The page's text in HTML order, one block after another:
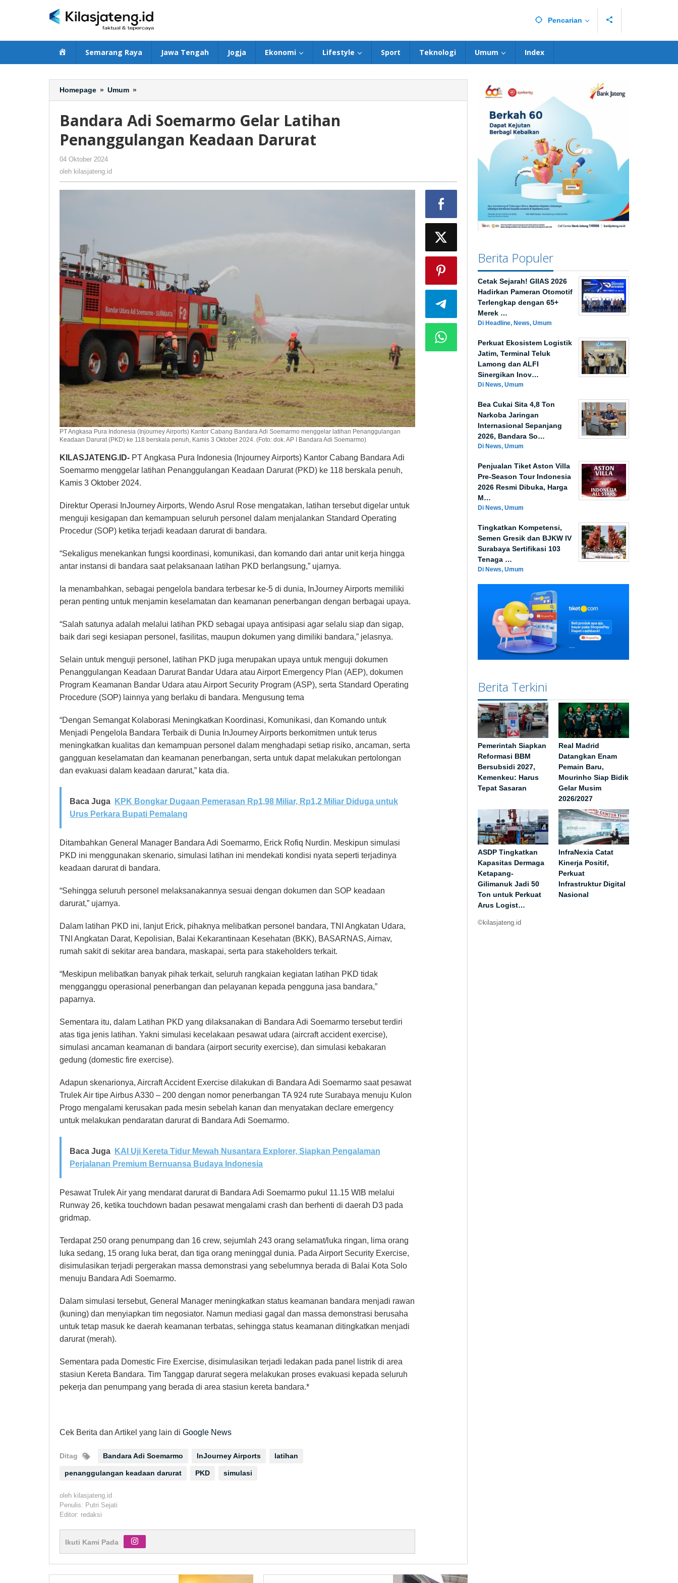
Pencarian
BerandaSemarang Raya Jawa Tengah Jogja Ekonomi Lifestyle Sport Teknologi Umum Index
Homepage » Umum »
Adi
Gelar
Penanggulangan
Bandara Adi Soemarmo Gelar Latihan
Penanggulangan Keadaan Darurat
04 Oktober 2024
oleh kilasjateng.id
PT Angkasa Pura Indonesia (Injourney Airports) Kantor Cabang Bandara Adi Soemarmo menggelar latihan Penanggulangan
Keadaan Darurat (PKD) ke 118 berskala penuh, Kamis 3 Oktober 2024. (Foto: dok. AP I Bandara Adi Soemarmo)
KILASJATENG.ID- PT Angkasa Pura Indonesia (Injourney Airports) Kantor Cabang Bandara Adi
Soemarmo menggelar latihan Penanggulangan Keadaan Darurat (PKD) ke 118 berskala penuh,
Kamis 3 Oktober 2024.
Direktur Operasi InJourney Airports, Wendo Asrul Rose mengatakan, latihan tersebut digelar untuk
menguji kesigapan dan kemampuan seluruh personel dalam menjalankan Standard Operating
Procedur (SOP) ketika terjadi keadaan darurat di bandara.
“Sekaligus menekankan fungsi koordinasi, komunikasi, dan komando dari antar unit kerja hingga
antar instansi di bandara saat pelaksanaan latihan PKD berlangsung,” ujarnya.
Ia menambahkan, sebagai pengelola bandara terbesar ke-5 di dunia, InJourney Airports memiliki
peran penting untuk menjamin keselamatan dan keamanan penerbangan dengan berbagai upaya.
“Salah satunya adalah melalui latihan PKD sebagai upaya antisipasi agar selalu siap dan sigap,
baik dari segi kesiapan personel, fasilitas, maupun dokumen yang dimiliki bandara,” jelasnya.
Selain untuk menguji personel, latihan PKD juga merupakan upaya untuk menguji dokumen
Penanggulangan Keadaan Darurat Bandar Udara atau Airport Emergency Plan (AEP), dokumen
Program Keamanan Bandar Udara atau Airport Security Program (ASP), serta Standard Operating
Procedure (SOP) lainnya yang berlaku di bandara. Mengusung tema
“Dengan Semangat Kolaborasi Meningkatkan Koordinasi, Komunikasi, dan Komando untuk
Menjadi Pengelola Bandara Terbaik di Dunia InJourney Airports berkomitmen untuk terus
meningkatkan kualitas dan kemampuan personel dalam menghadapi setiap risiko, ancaman, serta
gangguan keselamatan dan keamanan penerbangan, serta untuk dapat melakukan pertolongan
dan evakuasi dalam keadaan darurat,” kata dia.
Baca Juga
KPK Bongkar Dugaan Pemerasan Rp1,98 Miliar, Rp1,2 Miliar Diduga untuk
Urus Perkara Bupati Pemalang
Ditambahkan General Manager Bandara Adi Soemarmo, Erick Rofiq Nurdin. Meskipun simulasi
PKD ini menggunakan skenario, simulasi latihan ini mendekati kondisi nyata seperti terjadinya
keadaan darurat di bandara.
“Sehingga seluruh personel melaksanakannya sesuai dengan dokumen dan SOP keadaan
darurat,” ujarnya.
Dalam latihan PKD ini, lanjut Erick, pihaknya melibatkan personel bandara, TNI Angkatan Udara,
TNI Angkatan Darat, Kepolisian, Balai Kekarantinaan Kesehatan (BKK), BASARNAS, Airnav,
rumah sakit di sekitar area bandara, maskapai, serta para stakeholders terkait.
“Meskipun melibatkan banyak pihak terkait, seluruh rangkaian kegiatan latihan PKD tidak
mengganggu operasional penerbangan dan pelayanan kepada pengguna jasa bandara,”
paparnya.
Sementara itu, dalam Latihan PKD yang dilaksanakan di Bandara Adi Soemarmo tersebut terdiri
atas tiga jenis latihan. Yakni simulasi kecelakaan pesawat udara (aircraft accident exercise),
simulasi ancaman keamanan di bandara (airport security exercise), dan simulasi kebakaran
gedung (domestic fire exercise).
Adapun skenarionya, Aircraft Accident Exercise dilakukan di Bandara Adi Soemarmo saat pesawat
Trulek Air tipe Airbus A330 – 200 dengan nomor penerbangan TA 924 rute Surabaya menuju Kulon
Progo mengalami kerusakan pada mesin sebelah kanan dan menyatakan declare emergency
untuk melakukan pendaratan darurat di Bandara Adi Soemarmo.
Baca Juga
KAI Uji Kereta Tidur Mewah Nusantara Explorer, Siapkan Pengalaman
Perjalanan Premium Bernuansa Budaya Indonesia
Pesawat Trulek Air yang mendarat darurat di Bandara Adi Soemarmo pukul 11.15 WIB melalui
Runway 26, ketika touchdown badan pesawat mengalami crash dan berhenti di daerah D3 pada
gridmap.
Terdapat 250 orang penumpang dan 16 crew, sejumlah 243 orang selamat/luka ringan, lima orang
luka sedang, 15 orang luka berat, dan tiga orang meninggal dunia. Pada Airport Security Exercise,
disimulasikan terjadi pergerakan massa demonstrasi yang sebelumnya berada di Balai Kota Solo
menuju Bandara Adi Soemarmo.
Dalam simulasi tersebut, General Manager meningkatkan status keamanan bandara menjadi rawan
(kuning) dan menyiapkan tim negosiator. Namun mediasi gagal dan massa demonstrasi berusaha
untuk tetap masuk ke daerah keamanan terbatas, sehingga status keamanan ditingkatkan menjadi
darurat (merah).
Sementara pada Domestic Fire Exercise, disimulasikan terjadi ledakan pada panel listrik di area
stasiun Kereta Bandara. Tim Tanggap darurat segera melakukan proses evakuasi kepada seluruh
pekerja dan penumpang yang berada di area stasiun kereta bandara.*
Cek Berita dan Artikel yang lain di Google News
Ditag Bandara Adi Soemarmo InJourney Airports latihan
penanggulangan keadaan darurat PKD simulasi
oleh kilasjateng.id
Penulis: Putri Sejati
Editor: redaksi
Ikuti Kami Pada
Berita Populer
Cetak Sejarah! GIIAS 2026
Hadirkan Pameran Otomotif
Terlengkap dengan 65+
Merek …
Di Headline, News, Umum
Perkuat Ekosistem Logistik
Jatim, Terminal Teluk
Lamong dan ALFI
Sinergikan Inov…
Di News, Umum
Bea Cukai Sita 4,8 Ton
Narkoba Jaringan
Internasional Sepanjang
2026, Bandara So…
Di News, Umum
Penjualan Tiket Aston Villa
Pre-Season Tour Indonesia
2026 Resmi Dibuka, Harga
M…
Di News, Umum
Tingkatkan Kompetensi,
Semen Gresik dan BJKW IV
Surabaya Sertifikasi 103
Tenaga …
Di News, Umum
Berita Terkini
Pemerintah Siapkan
Reformasi BBM
Bersubsidi 2027,
Kemenkeu: Harus
Tepat Sasaran
Real Madrid
Datangkan Enam
Pemain Baru,
Mourinho Siap Bidik
Gelar Musim
2026/2027
ASDP Tingkatkan
Kapasitas Dermaga
Ketapang-
Gilimanuk Jadi 50
Ton untuk Perkuat
Arus Logist…
InfraNexia Catat
Kinerja Positif,
Perkuat
Infrastruktur Digital
Nasional
©kilasjateng.id